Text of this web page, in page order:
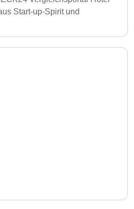
Start-up-Spirit und